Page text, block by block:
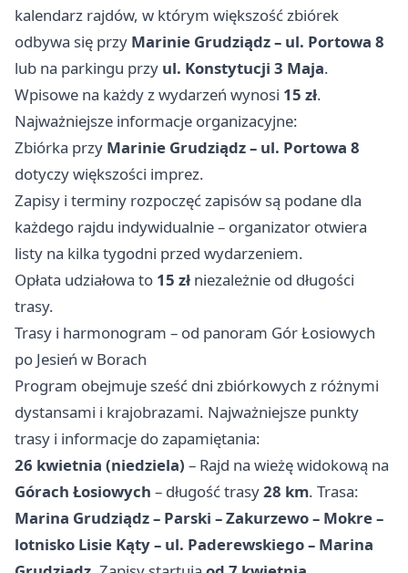
kalendarz rajdów, w którym większość zbiórek
odbywa się przy Marinie Grudziądz – ul. Portowa 8
lub na parkingu przy ul. Konstytucji 3 Maja.
Wpisowe na każdy z wydarzeń wynosi 15 zł.
Najważniejsze informacje organizacyjne:
Zbiórka przy Marinie Grudziądz – ul. Portowa 8
dotyczy większości imprez.
Zapisy i terminy rozpoczęć zapisów są podane dla
każdego rajdu indywidualnie – organizator otwiera
listy na kilka tygodni przed wydarzeniem.
Opłata udziałowa to 15 zł niezależnie od długości
trasy.
Trasy i harmonogram – od panoram Gór Łosiowych
po Jesień w Borach
Program obejmuje sześć dni zbiórkowych z różnymi
dystansami i krajobrazami. Najważniejsze punkty
trasy i informacje do zapamiętania:
26 kwietnia (niedziela) – Rajd na wieżę widokową na
Górach Łosiowych – długość trasy28 km. Trasa:
Marina Grudziądz – Parski – Zakurzewo – Mokre –
lotnisko Lisie Kąty – ul. Paderewskiego – Marina